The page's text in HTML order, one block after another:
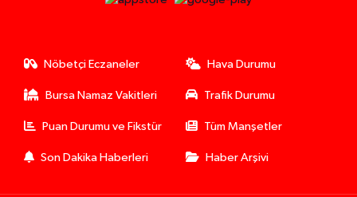
Nöbetçi Eczaneler Hava Durumu
Bursa Namaz Vakitleri Trafik Durumu
Puan Durumu ve Fikstür Tüm Manşetler
Son Dakika Haberleri Haber Arşivi